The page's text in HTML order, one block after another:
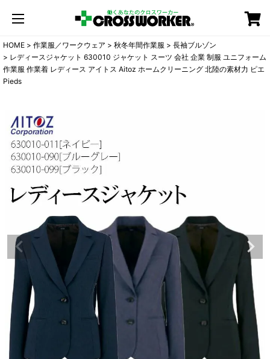
HOME 作業服／ワークウェア 秋冬年間作業服
長袖ブルゾン
レディースジャケット 630010 ジャケット スーツ 会社 企業 制服 ユニフォーム
作業服 作業着 レディース アイトス Aitoz ホームクリーニング 北陸の素材力 ピエ
Pieds